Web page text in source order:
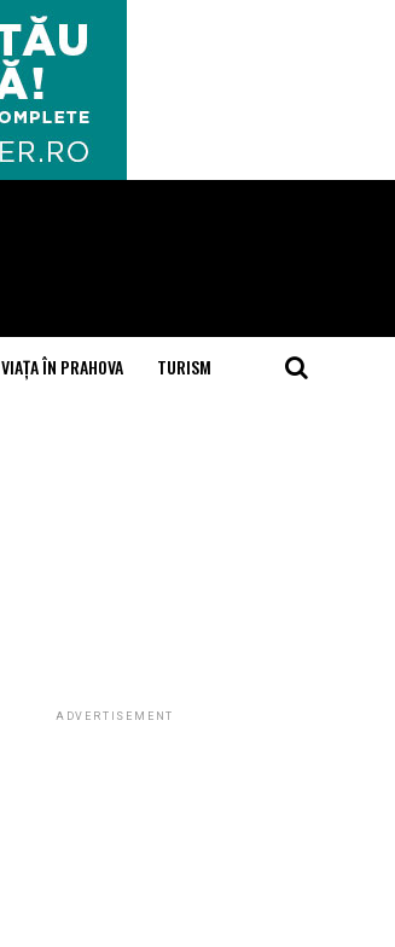
VIAȚA ÎN PRAHOVA TURISM
ADVERTISEMENT